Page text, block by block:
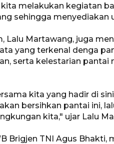
melakukan kegiatan
sehingga menyediakan
Lalu Martawang, juga
yang terkenal denga
serta kelestarian
kita yang hadir di
bersihkan pantai ini,
kita," ujar Lalu
Brigjen TNI Agus Bhakti,